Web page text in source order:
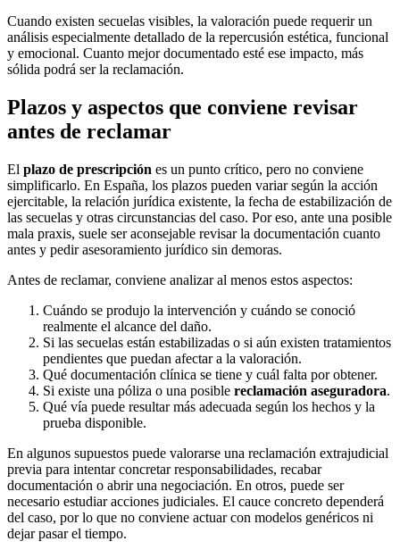
Cuando existen secuelas visibles, la valoración puede requerir un
análisis especialmente detallado de la repercusión estética, funcional
y emocional. Cuanto mejor documentado esté ese impacto, más
sólida podrá ser la reclamación.
Plazos y aspectos que conviene revisar
antes de reclamar
El plazo de prescripción es un punto crítico, pero no conviene
simplificarlo. En España, los plazos pueden variar según la acción
ejercitable, la relación jurídica existente, la fecha de estabilización de
las secuelas y otras circunstancias del caso. Por eso, ante una posible
mala praxis, suele ser aconsejable revisar la documentación cuanto
antes y pedir asesoramiento jurídico sin demoras.
Antes de reclamar, conviene analizar al menos estos aspectos:
Cuándo se produjo la intervención y cuándo se conoció
realmente el alcance del daño.
Si las secuelas están estabilizadas o si aún existen tratamientos
pendientes que puedan afectar a la valoración.
Qué documentación clínica se tiene y cuál falta por obtener.
Si existe una póliza o una posible reclamación aseguradora.
Qué vía puede resultar más adecuada según los hechos y la
prueba disponible.
En algunos supuestos puede valorarse una reclamación extrajudicial
previa para intentar concretar responsabilidades, recabar
documentación o abrir una negociación. En otros, puede ser
necesario estudiar acciones judiciales. El cauce concreto dependerá
del caso, por lo que no conviene actuar con modelos genéricos ni
dejar pasar el tiempo.